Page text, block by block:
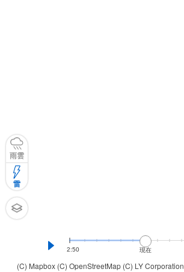
(C) Mapbox (C) OpenStreetMap (C) LY Corporation
雨雲
雷
2:50 現在